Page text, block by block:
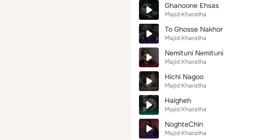
Ghanoone Ehsas
Majid Kharatha
To Ghosse Nakhor
Majid Kharatha
Nemituni Nemituni
Majid Kharatha
Hichi Nagoo
Majid Kharatha
Halgheh
Majid Kharatha
NoghteChin
Majid Kharatha